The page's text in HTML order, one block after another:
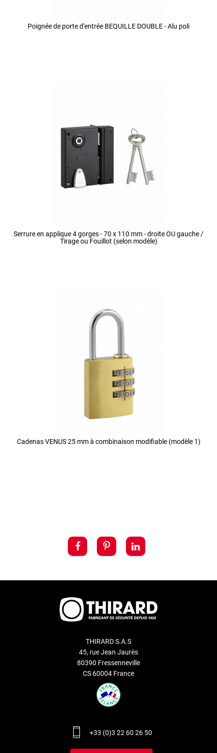
Poignée de porte d'entrée BEQUILLE DOUBLE - Alu poli
Serrure en applique 4 gorges - 70 x 110 mm - droite OU gauche /
Tirage ou Fouillot (selon modèle)
Cadenas VENUS 25 mm à combinaison modifiable (modèle 1)
THIRARD S.A.S
45, rue Jean Jaurès
80390 Fressenneville
CS 60004 France
+33 (0)3 22 60 26 50